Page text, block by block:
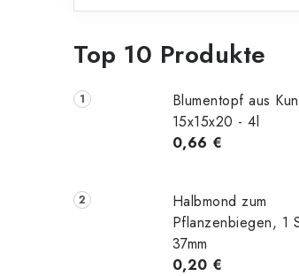
e
Top 10 Produkte
Blumentopf aus
15x15x20 - 4l
0,66 €
Halbmond zum
Pflanzenbiegen, 1
37mm
0,20 €